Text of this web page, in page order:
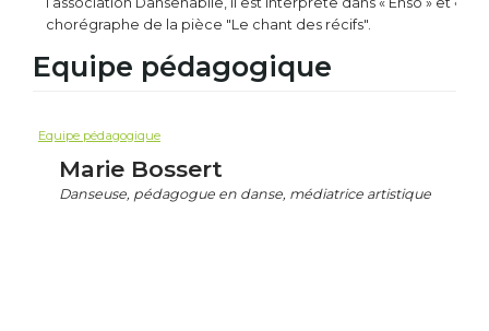
chorégraphe de la pièce "Le chant des récifs".
Equipe pédagogique
Equipe pédagogique
Marie Bossert
Danseuse, pédagogue en danse, médiatrice artistique